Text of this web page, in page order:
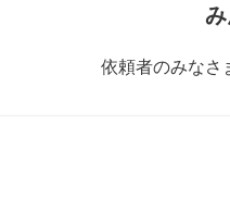
依頼者のみなさ